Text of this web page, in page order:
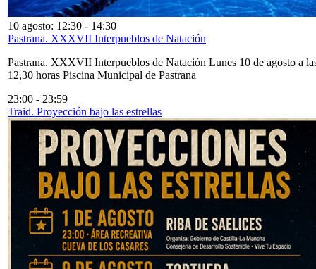
10 agosto: 12:30 - 14:30
Pastrana. XXXVII Interpueblos de Natación
Pastrana. XXXVII Interpueblos de Natación Lunes 10 de agosto a
12,30 horas Piscina Municipal de Pastrana
23:00 - 23:59
Traid. Proyección bajo las estrellas